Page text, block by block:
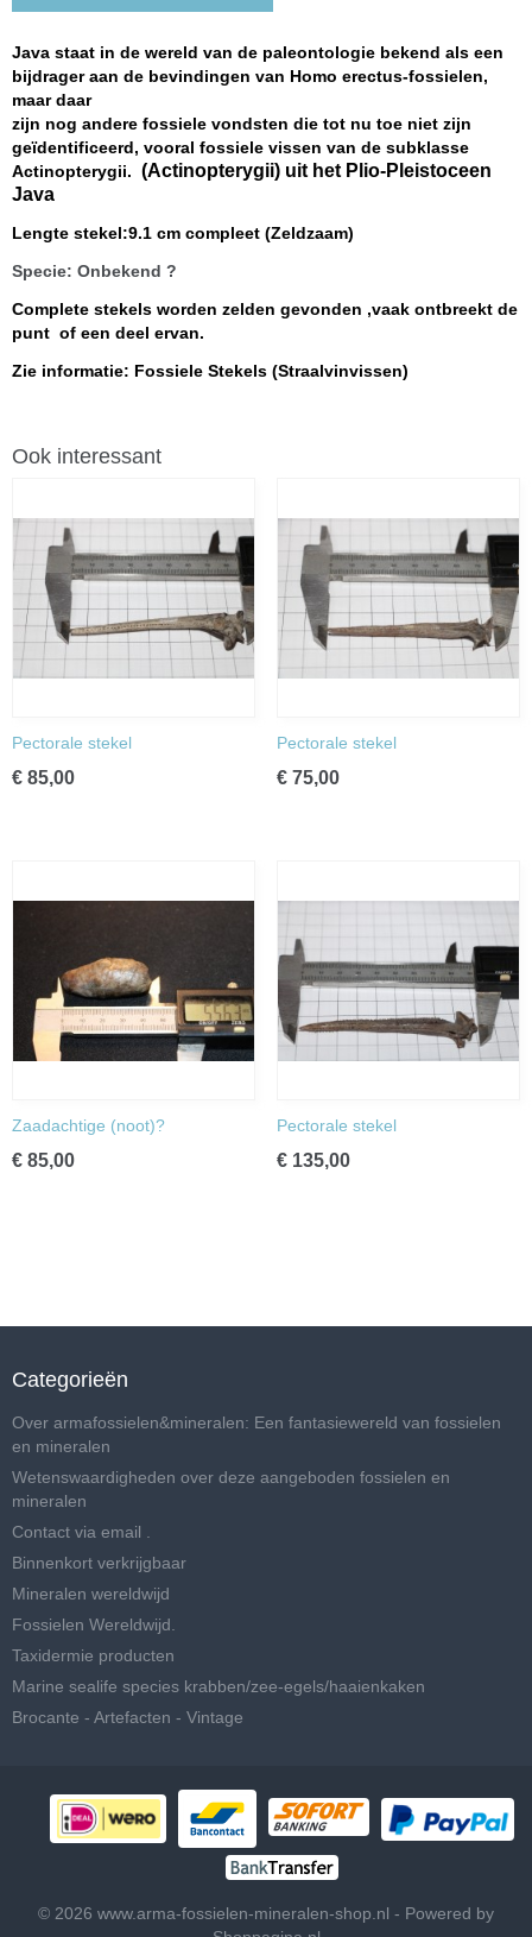
Java staat in de wereld van de paleontologie bekend als een
bijdrager aan de bevindingen van Homo erectus-fossielen,
maar daar
zijn nog andere fossiele vondsten die tot nu toe niet zijn
geïdentificeerd, vooral fossiele vissen van de subklasse
Actinopterygii. (Actinopterygii) uit het Plio-Pleistoceen
Java
Lengte stekel:9.1 cm compleet (Zeldzaam)
Specie: Onbekend ?
Complete stekels worden zelden gevonden ,vaak ontbreekt de
punt of een deel ervan.
Zie informatie: Fossiele Stekels (Straalvinvissen)
Ook interessant
Pectorale stekel
€ 85,00
Pectorale stekel
€ 75,00
Zaadachtige (noot)?
€ 85,00
Pectorale stekel
€ 135,00
Categorieën
Over armafossielen&mineralen: Een fantasiewereld van fossielen
en mineralen
Wetenswaardigheden over deze aangeboden fossielen en
mineralen
Contact via email .
Binnenkort verkrijgbaar
Mineralen wereldwijd
Fossielen Wereldwijd.
Taxidermie producten
Marine sealife species krabben/zee-egels/haaienkaken
Brocante - Artefacten - Vintage
© 2026 www.arma-fossielen-mineralen-shop.nl - Powered by